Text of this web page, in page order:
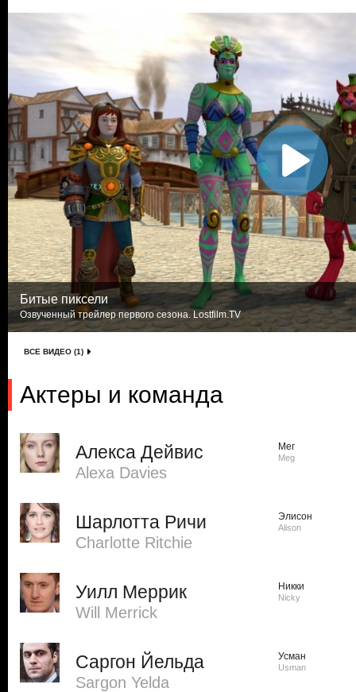
Битые пиксели
Озвученный трейлер первого сезона. Lostfilm.TV
ВСЕ ВИДЕО (1)
Актеры и команда
Алекса Дейвис
Alexa Davies
Мег
Meg
Шарлотта Ричи
Charlotte Ritchie
Элисон
Alison
Уилл Меррик
Will Merrick
Никки
Nicky
Саргон Йельда
Sargon Yelda
Усман
Usman